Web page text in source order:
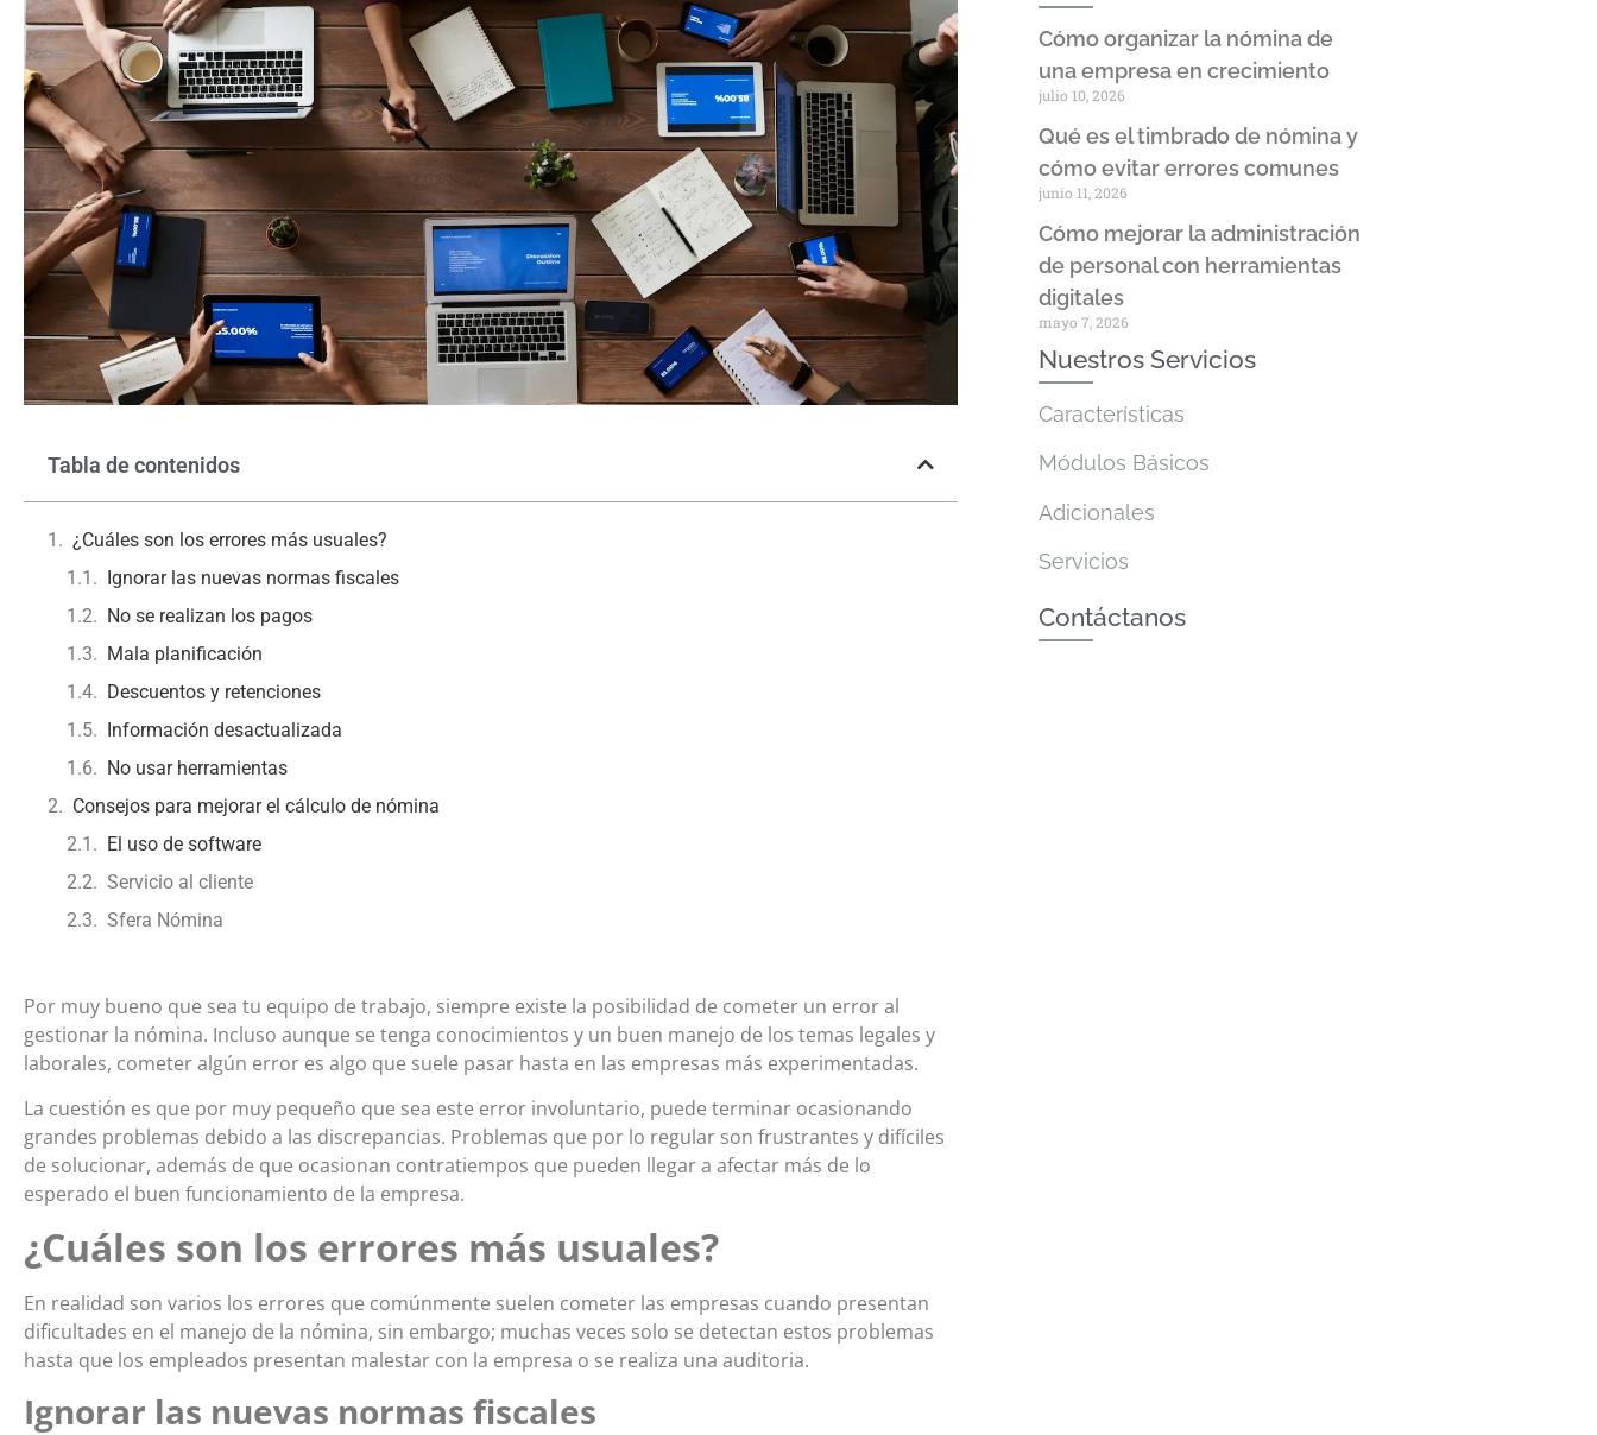
Tabla de contenidos
¿Cuáles son los errores más usuales?
Ignorar las nuevas normas fiscales
No se realizan los pagos
Mala planificación
Descuentos y retenciones
Información desactualizada
No usar herramientas
Consejos para mejorar el cálculo de nómina
El uso de software
Servicio al cliente
Sfera Nómina
Por muy bueno que sea tu equipo de trabajo, siempre existe la posibilidad de cometer un error al
gestionar la nómina. Incluso aunque se tenga conocimientos y un buen manejo de los temas legales y
laborales, cometer algún error es algo que suele pasar hasta en las empresas más experimentadas.
La cuestión es que por muy pequeño que sea este error involuntario, puede terminar ocasionando
grandes problemas debido a las discrepancias. Problemas que por lo regular son frustrantes y difíciles
de solucionar, además de que ocasionan contratiempos que pueden llegar a afectar más de lo
esperado el buen funcionamiento de la empresa.
¿Cuáles son los errores más usuales?
En realidad son varios los errores que comúnmente suelen cometer las empresas cuando presentan
dificultades en el manejo de la nómina, sin embargo; muchas veces solo se detectan estos problemas
hasta que los empleados presentan malestar con la empresa o se realiza una auditoria.
Ignorar las nuevas normas fiscales
Cómo organizar la nómina de
una empresa en crecimiento
julio 10, 2026
Qué es el timbrado de nómina y
cómo evitar errores comunes
junio 11, 2026
Cómo mejorar la administración
de personal con herramientas
digitales
mayo 7, 2026
Nuestros Servicios
Características
Módulos Básicos
Adicionales
Servicios
Contáctanos